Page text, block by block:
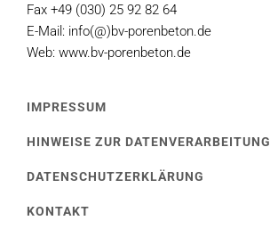
Fax +49 (030) 25 92 82 64
E-Mail: info(@)bv-porenbeton.de
Web: www.bv-porenbeton.de
IMPRESSUM
HINWEISE ZUR DATENVERARBEITUNG
DATENSCHUTZERKLÄRUNG
KONTAKT